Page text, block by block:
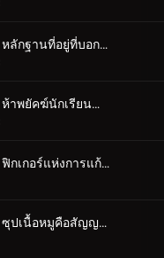
ตอนที่ 1098 หลักฐานที่อยู่ที่บอกไม่ได้
ตอนที่ 1099 ห้าพยัคฆ์นักเรียนตำรวจ Wild Police Story CASE.ฮางิวาระ เคนจิ
ตอนที่ 1100 ฟิกเกอร์แห่งการแก้แค้น
ตอนที่ 1101 ซุปเนื้อหมูคือสัญญาณเดิมพันชีวิต